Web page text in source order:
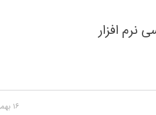
افزار
۱۶ بهمن ۱۳۹۰, ۱۰:۲۳ ب.ظ